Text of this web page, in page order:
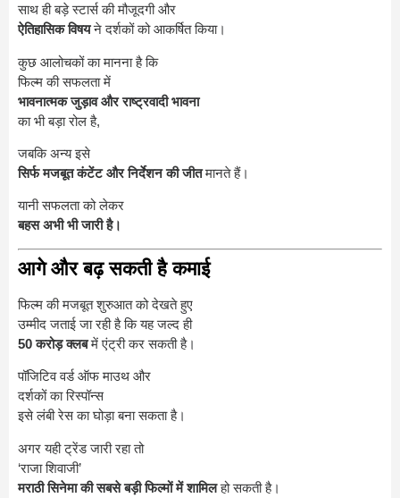
साथ ही बड़े स्टार्स की मौजूदगी और
ऐतिहासिक विषयने दर्शकों को आकर्षित किया।
कुछ आलोचकों का मानना है कि
फिल्म की सफलता में
भावनात्मक जुड़ाव और राष्ट्रवादी भावना
का भी बड़ा रोल है,
जबकि अन्य इसे
सिर्फ मजबूत कंटेंट और निर्देशन की जीतमानते हैं।
यानी सफलता को लेकर
बहस अभी भी जारी है।
आगे और बढ़ सकती है कमाई
फिल्म की मजबूत शुरुआत को देखते हुए
उम्मीद जताई जा रही है कि यह जल्द ही
50 करोड़ क्लबमें एंट्री कर सकती है।
पॉजिटिव वर्ड ऑफ माउथ और
दर्शकों का रिस्पॉन्स
इसे लंबी रेस का घोड़ा बना सकता है।
अगर यही ट्रेंड जारी रहा तो
‘राजा शिवाजी’
मराठी सिनेमा की सबसे बड़ी फिल्मों में शामिलहो सकती है।